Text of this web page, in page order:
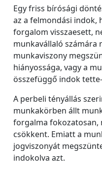
Egy friss bírósági
az a felmondási indok,
forgalom visszaesett,
munkavállaló számára
munkaviszony
hiányossága, vagy a
összefüggő indok
A perbeli tényállás
munkakörben állt
forgalma fokozatosan,
csökkent. Emiatt a
jogviszonyát
indokolva azt.